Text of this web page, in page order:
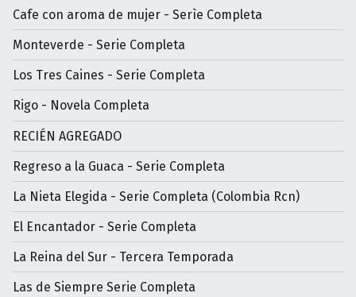
Cafe con aroma de mujer - Serìe Completa
Monteverde - Serie Completa
Los Tres Caines - Serie Completa
Rigo - Novela Completa
RECIÉN AGREGADO
Regreso a la Guaca - Serie Completa
La Nieta Elegida - Serie Completa (Colombia Rcn)
El Encantador - Serie Completa
La Reina del Sur - Tercera Temporada
Las de Siempre Serie Completa